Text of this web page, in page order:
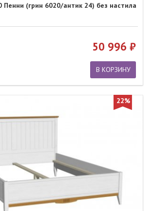
Пенни (грин 6020/антик 24) без настила
50 996
В КОРЗИНУ
22%